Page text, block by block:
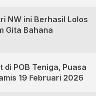
NW ini Berhasil Lolos
Gita Bahana
di POB Teniga, Puasa
19 Februari 2026